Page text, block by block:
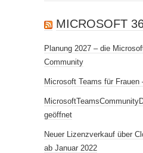
MICROSOFT
Planung 2027 – die
Community
Microsoft Teams für Frauen
geöffnet
Neuer Lizenzverkauf über
ab Januar 2022